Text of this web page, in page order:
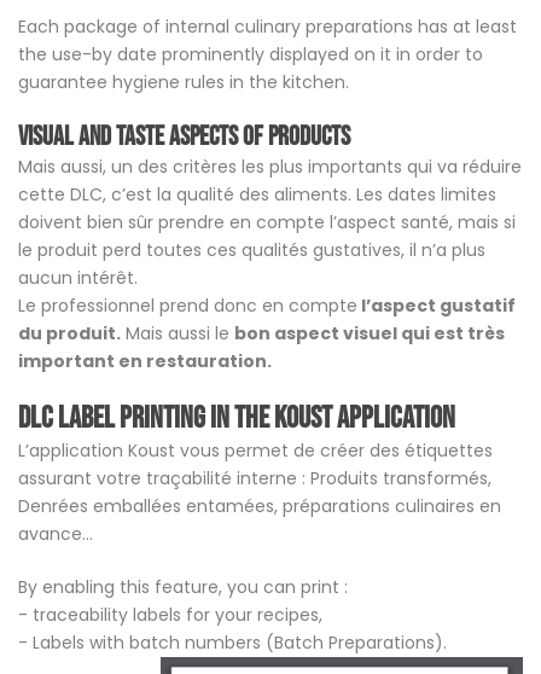
Each package of internal culinary preparations has at least
the use-by date prominently displayed on it in order to
guarantee hygiene rules in the kitchen.
Visual and taste aspects of products
Mais aussi, un des critères les plus importants qui va réduire
cette DLC, c’est la qualité des aliments. Les dates limites
doivent bien sûr prendre en compte l’aspect santé, mais si
le produit perd toutes ces qualités gustatives, il n’a plus
aucun intérêt.
Le professionnel prend donc en compte l’aspect gustatif
du produit. Mais aussi le bon aspect visuel qui est très
important en restauration.
DLC label printing in the Koust application
L’application Koust vous permet de créer des étiquettes
assurant votre traçabilité interne : Produits transformés,
Denrées emballées entamées, préparations culinaires en
avance…
By enabling this feature, you can print :
- traceability labels for your recipes,
- Labels with batch numbers (Batch Preparations).